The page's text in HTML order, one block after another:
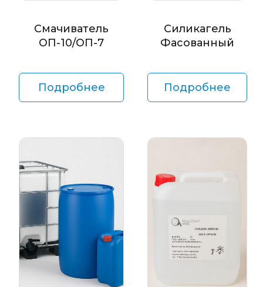
Смачиватель
ОП-10/ОП-7
Подробнее
Силикагель
Фасованный
Подробнее